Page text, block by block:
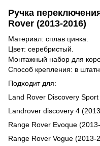
Ручка
Rover (2013-2016)
Материал: сплав цинка.
Цвет: серебристый.
Монтажный набор для
Способ крепления: в
Подходит для:
Land Rover Discovery
Landrover discovery 4
Range Rover Evoque
Range Rover Vogue (2013-